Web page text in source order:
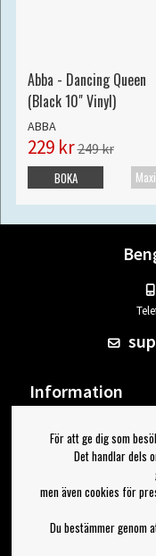
Abba - Dancing Queen
(Black 10" Vinyl)
ABBA
229 kr249 kr
BOKA
Information
Om Bengans
FAQ / Köp- &
Jag vill
För att ge dig som
Det handlar dels
men även cookies för
Du bestämmer genom